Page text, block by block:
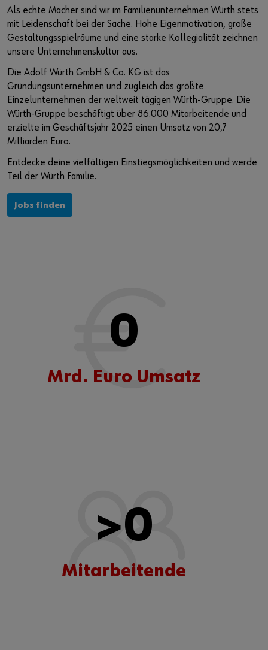
In nur drei Schritten können Sie sich registrieren und alle
Funktionen des Online-Shops nutzen.
Verkauf nur an Gewerbetreibende
Veranstaltungen
Wissen und Referenzen
Baustellenmanagement CENDAS
Nachhaltigkeit bei Würth
Akademie Würth
Forschung und Entwicklung
Innovation Hub
Würth Karriere auf Jobmessen
Diversity bei Würth
Als echte Macher sind wir im Familienunternehmen Würth stets
mit Leidenschaft bei der Sache. Hohe Eigenmotivation, große
Gestaltungsspielräume und eine starke Kollegialität zeichnen
unsere Unternehmenskultur aus.
Die Adolf Würth GmbH & Co. KG ist das
Gründungsunternehmen und zugleich das größte
Einzelunternehmen der weltweit tägigen Würth-Gruppe. Die
Würth-Gruppe beschäftigt über 86.000 Mitarbeitende und
erzielte im Geschäftsjahr 2025 einen Umsatz von 20,7
Milliarden Euro.
Entdecke deine vielfältigen Einstiegsmöglichkeiten und werde
Teil der Würth Familie.
Jobs finden
0
Mrd. Euro Umsatz
>0
Mitarbeitende